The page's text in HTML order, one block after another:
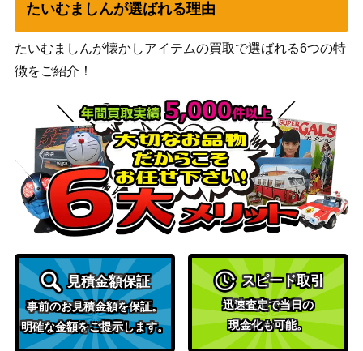
【OP04-100】
CARD THE
BEST）
Mr.2・ボン・クレー(ベンサム)
バンダイ
サトリ（R/パラレル）【OP05-1
05】
バンダイ
（ONE PIECE
CARD THE
BEST）
750
ドンキホーテ・ドフラミンゴ（S
R/パラレル）【OP04-031】
バンダイ
（謀略の王国）
1,400
ル）【OP10-099】
（王族の血統）
たしぎ（SR/パラレル）【OP10-
032】
バンダイ
（王族の血統）
800
ゴムゴムの火拳銃（R/パラレル）
バンダイ
2,200
たいむましんが選ばれる理由
たいむましんが懐かしアイテムの買取で選ばれる6つの特
徴をご紹介！
見積金額保証
事前のお見積金額を保証。
明確な金額をご提示します。
スピード取引
迅速査定で当日の
現金化も可能。